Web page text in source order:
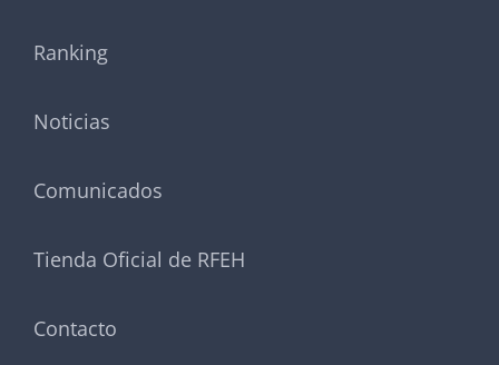
Ranking
Noticias
Comunicados
Tienda Oficial de RFEH
Contacto